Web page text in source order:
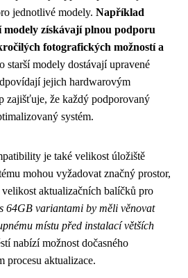
jednotlivé modely. Například
modely získávají plnou podporu
fotografických možností a
starší modely dostávají upravené
jejich hardwarovým
zajišťuje, že každý podporovaný
systém.
je také velikost úložiště
mohou vyžadovat značný prostor,
aktualizačních balíčků pro
64GB variantami by měli věnovat
místu před instalací větších
nabízí možnost dočasného
procesu aktualizace.